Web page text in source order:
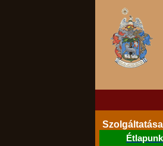
Étlapunk